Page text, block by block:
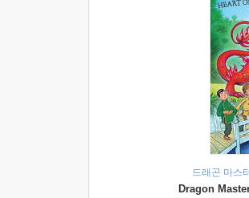
드래곤 마스